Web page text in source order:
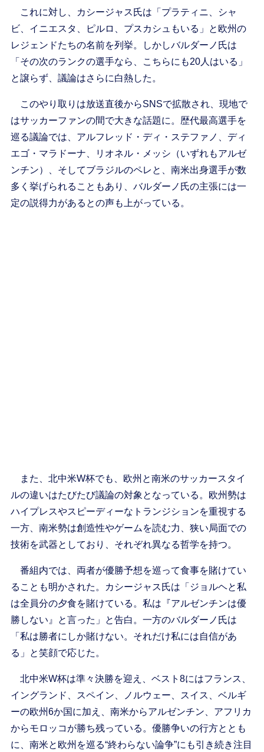
これに対し、カシージャス氏は「プラティニ、シャ
ビ、イニエスタ、ピルロ、プスカシュもいる」と欧州の
レジェンドたちの名前を列挙。しかしバルダーノ氏は
「その次のランクの選手なら、こちらにも20人はいる」
と譲らず、議論はさらに白熱した。
このやり取りは放送直後からSNSで拡散され、現地で
はサッカーファンの間で大きな話題に。歴代最高選手を
巡る議論では、アルフレッド・ディ・ステファノ、ディ
エゴ・マラドーナ、リオネル・メッシ（いずれもアルゼ
ンチン）、そしてブラジルのペレと、南米出身選手が数
多く挙げられることもあり、バルダーノ氏の主張には一
定の説得力があるとの声も上がっている。
また、北中米W杯でも、欧州と南米のサッカースタイ
ルの違いはたびたび議論の対象となっている。欧州勢は
ハイプレスやスピーディーなトランジションを重視する
一方、南米勢は創造性やゲームを読む力、狭い局面での
技術を武器としており、それぞれ異なる哲学を持つ。
番組内では、両者が優勝予想を巡って食事を賭けてい
ることも明かされた。カシージャス氏は「ジョルヘと私
は全員分の夕食を賭けている。私は『アルゼンチンは優
勝しない』と言った」と告白。一方のバルダーノ氏は
「私は勝者にしか賭けない。それだけ私には自信があ
る」と笑顔で応じた。
北中米W杯は準々決勝を迎え、ベスト8にはフランス、
イングランド、スペイン、ノルウェー、スイス、ベルギ
ーの欧州6か国に加え、南米からアルゼンチン、アフリカ
からモロッコが勝ち残っている。優勝争いの行方ととも
に、南米と欧州を巡る“終わらない論争”にも引き続き注目